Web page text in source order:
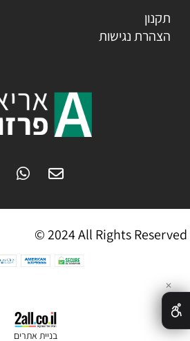
תקנון
הצהרת נגישות
© 2024 All Rights Reserved
בניית אתרים
✕